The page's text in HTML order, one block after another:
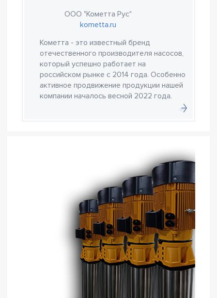
ООО "Кометта Рус"
kometta.ru
Кометта - это известный бренд
отечественного производителя насосов,
который успешно работает на
российском рынке с 2014 года. Особенно
активное продвижение продукции нашей
компании началось весной 2022 года.